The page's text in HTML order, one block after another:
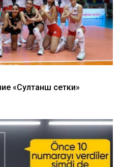
«Султанш сетки»